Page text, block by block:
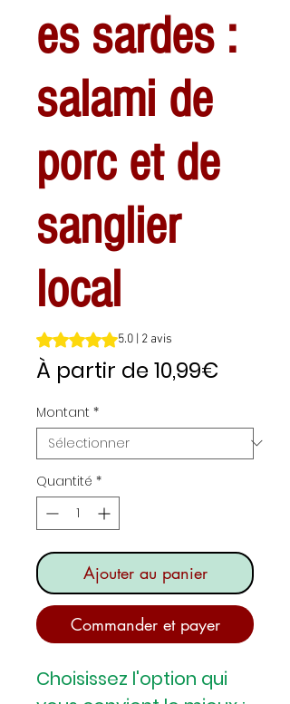
es sardes :
salami de
porc et de
sanglier
local
La note est de 5.0 sur cinq étoiles selon
5.0 | 2 avis
À partir de 10,99€
Montant *
Quantité *
Ajouter au panier
Commander et payer
Choisissez l'option qui